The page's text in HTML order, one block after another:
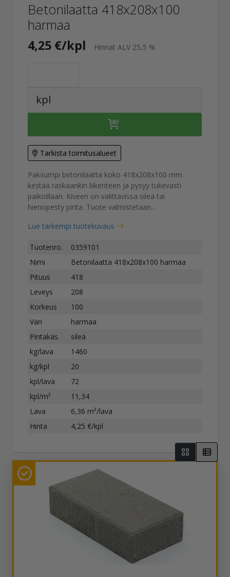
Betonilaatta 418x208x100
harmaa
4,25 €/kpl Hinnat ALV 25,5 %
kpl
Tarkista toimitusalueet
Paksumpi betonilaatta koko 418x208x100 mm
kestää raskaankin liikenteen ja pysyy tukevasti
paikoillaan. Kiveen on valittavissa sileä tai
hienopesty pinta. Tuote valmistetaan...
Lue tarkempi tuotekuvaus
Tuotenro.
0359101
Nimi
Betonilaatta 418x208x100 harmaa
Pituus
418
Leveys
208
Korkeus
100
Väri
harmaa
Pintakäs.
sileä
kg/lava
1460
kg/kpl
20
kpl/lava
72
kpl/m²
11,34
Lava
6,36 m²/lava
Hinta
4,25 €/kpl